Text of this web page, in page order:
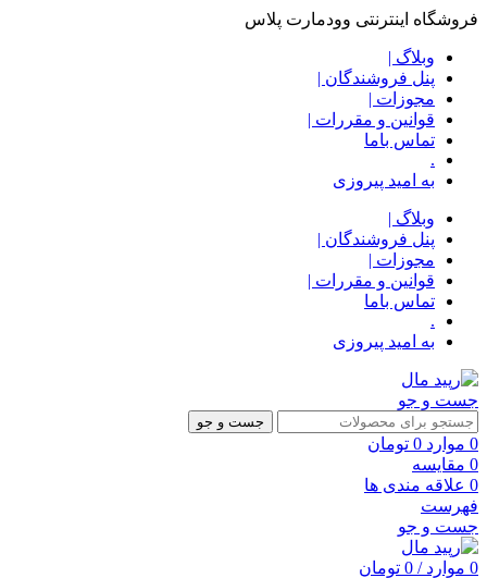
فروشگاه اینترنتی وودمارت پلاس
وبلاگ |
پنل فروشندگان |
مجوزات |
قوانین و مقررات |
تماس باما
.
به امید پیروزی
وبلاگ |
پنل فروشندگان |
مجوزات |
قوانین و مقررات |
تماس باما
.
به امید پیروزی
جست و جو
جست و جو
0 موارد 0 تومان
0 مقایسه
0 علاقه مندی ها
فهرست
جست و جو
0 موارد /
0 تومان